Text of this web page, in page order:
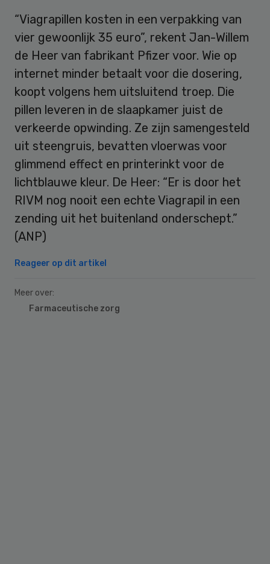
“Viagrapillen kosten in een verpakking van
vier gewoonlijk 35 euro”, rekent Jan-Willem
de Heer van fabrikant Pfizer voor. Wie op
internet minder betaalt voor die dosering,
koopt volgens hem uitsluitend troep. Die
pillen leveren in de slaapkamer juist de
verkeerde opwinding. Ze zijn samengesteld
uit steengruis, bevatten vloerwas voor
glimmend effect en printerinkt voor de
lichtblauwe kleur. De Heer: “Er is door het
RIVM nog nooit een echte Viagrapil in een
zending uit het buitenland onderschept.”
(ANP)
Reageer op dit artikel
Meer over:
Farmaceutische zorg